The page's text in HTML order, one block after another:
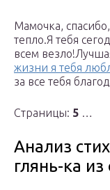
Мамочка,
тепло.Я тебя
всем
жизни я тебя
за все тебя
Страницы: 5 …
Анализ
глянь-ка